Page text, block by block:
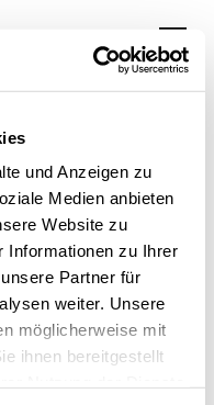
und Anzeigen zu
Medien anbieten
Website zu
Informationen zu Ihrer
Partner für
weiter. Unsere
möglicherweise mit
ihnen bereitgestellt